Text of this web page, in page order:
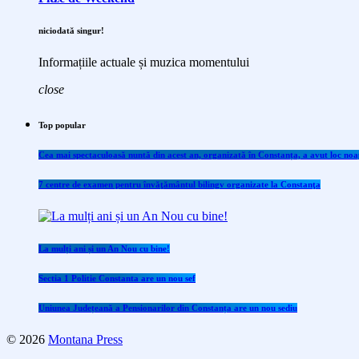
niciodată singur!
Informațiile actuale și muzica momentului
close
Top popular
Cea mai spectaculoasă nuntă din acest an, organizată în Constanța, a avut loc
7 centre de examen pentru învăţământul bilingv organizate la Constanţa
La mulți ani și un An Nou cu bine!
Sectia 1 Politie Constanta are un nou sef
Uniunea Județeană a Pensionarilor din Constanța are un nou sediu
© 2026 Montana Press